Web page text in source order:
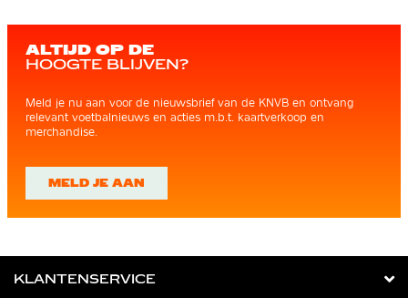
ALTIJD OP DE
HOOGTE BLIJVEN?
Meld je nu aan voor de nieuwsbrief van de KNVB en ontvang
relevant voetbalnieuws en acties m.b.t. kaartverkoop en
merchandise.
MELD JE AAN
KLANTENSERVICE